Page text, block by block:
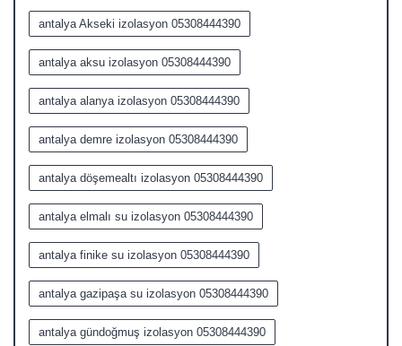
antalya Akseki izolasyon 05308444390
antalya aksu izolasyon 05308444390
antalya alanya izolasyon 05308444390
antalya demre izolasyon 05308444390
antalya döşemealtı izolasyon 05308444390
antalya elmalı su izolasyon 05308444390
antalya finike su izolasyon 05308444390
antalya gazipaşa su izolasyon 05308444390
antalya gündoğmuş izolasyon 05308444390